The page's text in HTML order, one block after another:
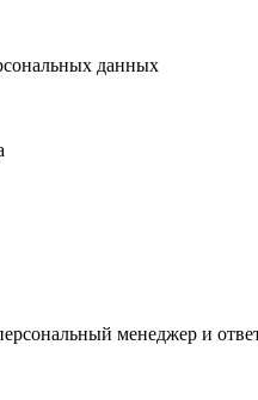
данных
менеджер и